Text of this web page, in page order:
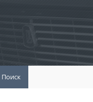
Поиск